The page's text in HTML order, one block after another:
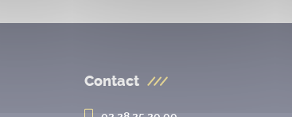
Contact